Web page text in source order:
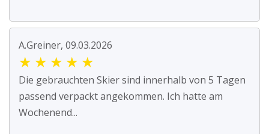
A.Greiner, 09.03.2026
★ ★ ★ ★ ★
Die gebrauchten Skier sind innerhalb von 5 Tagen
passend verpackt angekommen. Ich hatte am
Wochenend...